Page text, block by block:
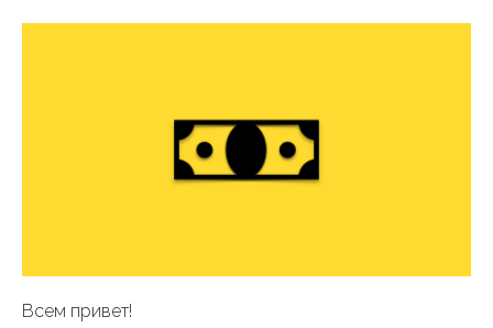
Всем привет!